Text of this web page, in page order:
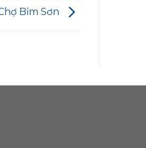
Bỉm Sơn